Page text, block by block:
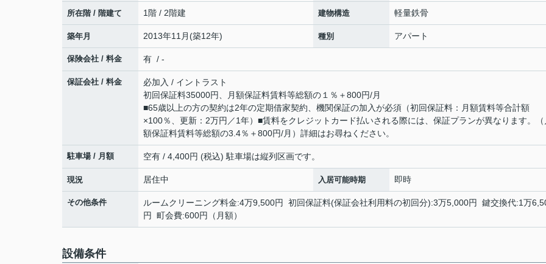
所在階 / 階建て 1階 / 2階建 建物構造 軽量鉄骨
築年月 2013年11月(築12年) 種別 アパート
保険会社 / 料金 有 / -
保証会社 / 料金
必加入 / イントラスト
初回保証料35000円、月額保証料賃料等総額の１％＋800円/月
■65歳以上の方の契約は2年の定期借家契約、機関保証の加入が必須（初回保証料：月額賃料等合計額
×100％、更新：2万円／1年）■賃料をクレジットカード払いされる際には、保証プランが異なります。（
額保証料賃料等総額の3.4％＋800円/月）詳細はお尋ねください。
駐車場 / 月額 空有 / 4,400円 (税込) 駐車場は縦列区画です。
現況 居住中 入居可能時期 即時
その他条件
ルームクリーニング料金:4万9,500円 初回保証料(保証会社利用料の初回分):3万5,000円 鍵交換代:1万
円 町会費:600円（月額）
設備条件